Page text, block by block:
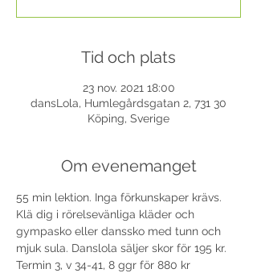
Tid och plats
23 nov. 2021 18:00
dansLola, Humlegårdsgatan 2, 731 30
Köping, Sverige
Om evenemanget
55 min lektion. Inga förkunskaper krävs.
Klä dig i rörelsevänliga kläder och
gympasko eller danssko med tunn och
mjuk sula. Danslola säljer skor för 195 kr.
Termin 3, v 34-41, 8 ggr för 880 kr